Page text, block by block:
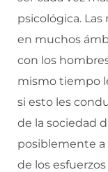
psicológica.
en muchos
con los
mismo tiempo
si esto les
de la sociedad
posiblemente a
de los